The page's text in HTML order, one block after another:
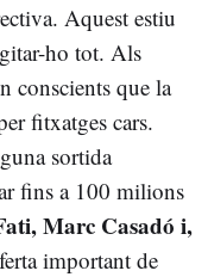
Aquest estiu
ho tot. Als
conscients que la
fitxatges cars.
sortida
fins a 100 milions
Marc Casadó i,
important de